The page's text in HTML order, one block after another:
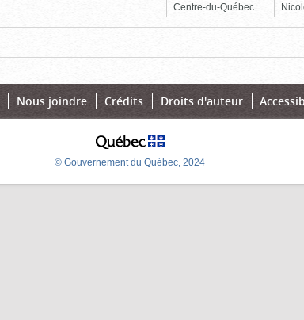
Centre-du-Québec
Nous joindre Crédits Droits d'auteur
© Gouvernement du Québec, 2024